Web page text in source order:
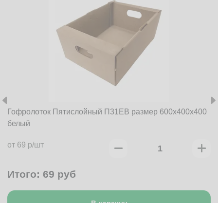
Гофролоток Пятислойный П31EB размер 600x400x400
белый
от 69 р/шт
Итого: 69 руб